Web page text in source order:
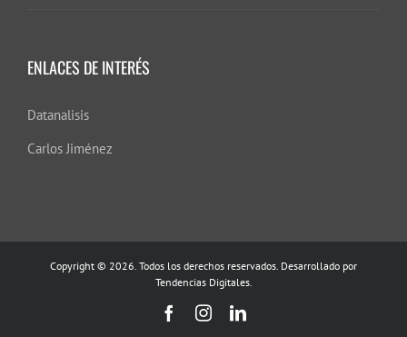
ENLACES DE INTERÉS
Datanalisis
Carlos Jiménez
Copyright © 2026. Todos los derechos reservados. Desarrollado por
Tendencias Digitales.
FacebookInstagramLinkedIn